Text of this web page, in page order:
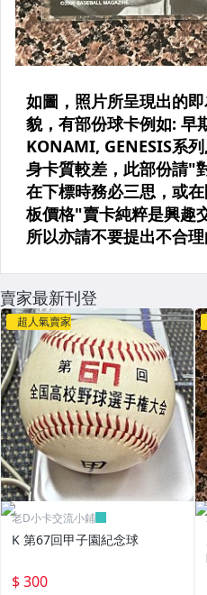
賣家最新刊登
超人氣賣家
老D小卡交流小鋪
K 第67回甲子園紀念球
$ 300